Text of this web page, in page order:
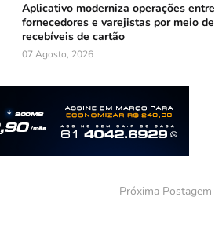
Aplicativo moderniza operações entre
fornecedores e varejistas por meio de
recebíveis de cartão
07 Agosto, 2026
Próxima Postagem